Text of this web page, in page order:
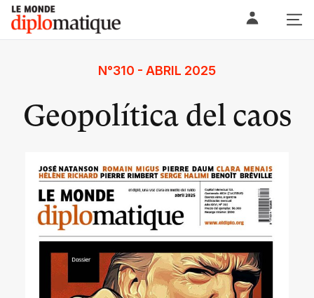
Skip
content
Le monde diplomatique
N°310 - ABRIL 2025
Geopolítica del caos